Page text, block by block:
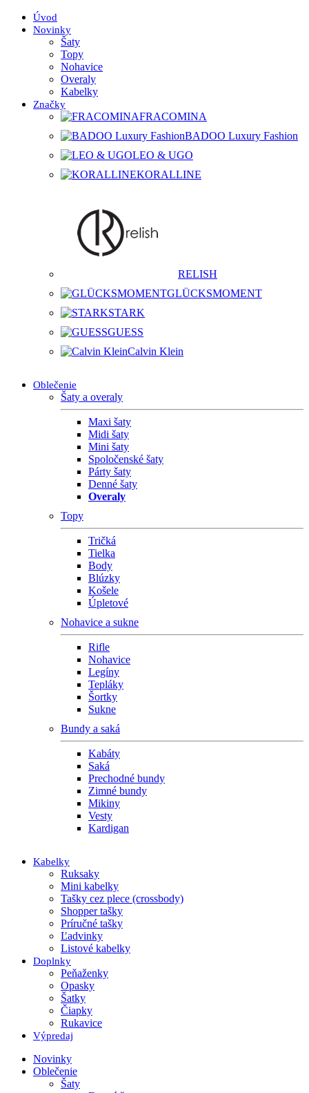
Úvod
Novinky
Šaty
Topy
Nohavice
Overaly
Kabelky
Značky
FRACOMINA
BADOO Luxury Fashion
LEO & UGO
KORALLINE
RELISH
GLÜCKSMOMENT
STARK
GUESS
Calvin Klein
Oblečenie
Šaty a overaly
Maxi šaty
Midi šaty
Mini šaty
Spoločenské šaty
Párty šaty
Denné šaty
Overaly
Topy
Tričká
Tielka
Body
Blúzky
Košele
Úpletové
Nohavice a sukne
Rifle
Nohavice
Legíny
Tepláky
Šortky
Sukne
Bundy a saká
Kabáty
Saká
Prechodné bundy
Zimné bundy
Mikiny
Vesty
Kardigan
Kabelky
Ruksaky
Mini kabelky
Tašky cez plece (crossbody)
Shopper tašky
Príručné tašky
Ľadvinky
Listové kabelky
Doplnky
Peňaženky
Opasky
Šatky
Čiapky
Rukavice
Výpredaj
Novinky
Oblečenie
Šaty